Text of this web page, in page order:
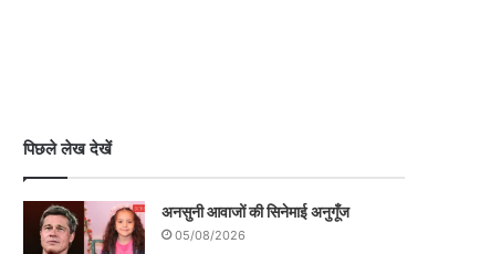
पिछले लेख देखें
अनसुनी आवाजों की सिनेमाई अनुगूँज
05/08/2026